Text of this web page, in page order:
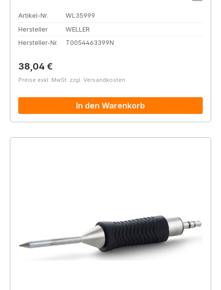
Artikel-Nr.
WL35999
Hersteller
WELLER
Hersteller-Nr.
T0054463399N
Regulärer Preis:
38,04 €
Preise exkl. MwSt. zzgl. Versandkosten
In den Warenkorb